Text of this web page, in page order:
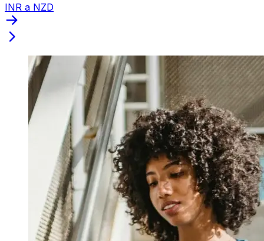
INR a NZD